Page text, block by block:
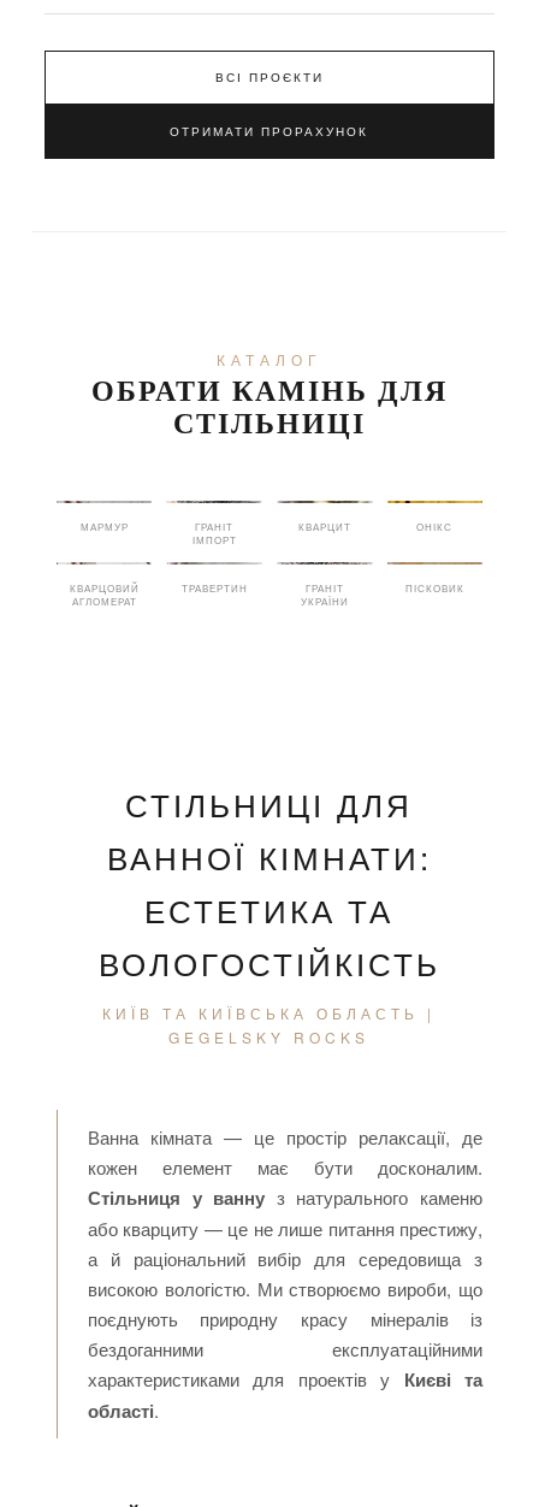
ВСІ ПРОЄКТИ
ОТРИМАТИ ПРОРАХУНОК
КАТАЛОГ
ОБРАТИ КАМІНЬ ДЛЯ
СТІЛЬНИЦІ
МАРМУР
ГРАНІТ
ІМПОРТ
КВАРЦИТ ОНІКС
КВАРЦОВИЙ
АГЛОМЕРАТ
ТРАВЕРТИН
ГРАНІТ
УКРАЇНИ
ПІСКОВИК
СТІЛЬНИЦІ ДЛЯ
ВАННОЇ КІМНАТИ:
ЕСТЕТИКА ТА
ВОЛОГОСТІЙКІСТЬ
КИЇВ ТА КИЇВСЬКА ОБЛАСТЬ |
GEGELSKY ROCKS
Ванна кімната — це простір релаксації, де
кожен елемент має бути досконалим.
Стільниця у ванну з натурального каменю
або кварциту — це не лише питання престижу,
а й раціональний вибір для середовища з
високою вологістю. Ми створюємо вироби, що
поєднують природну красу мінералів із
бездоганними експлуатаційними
характеристиками для проектів у Києві та
області.